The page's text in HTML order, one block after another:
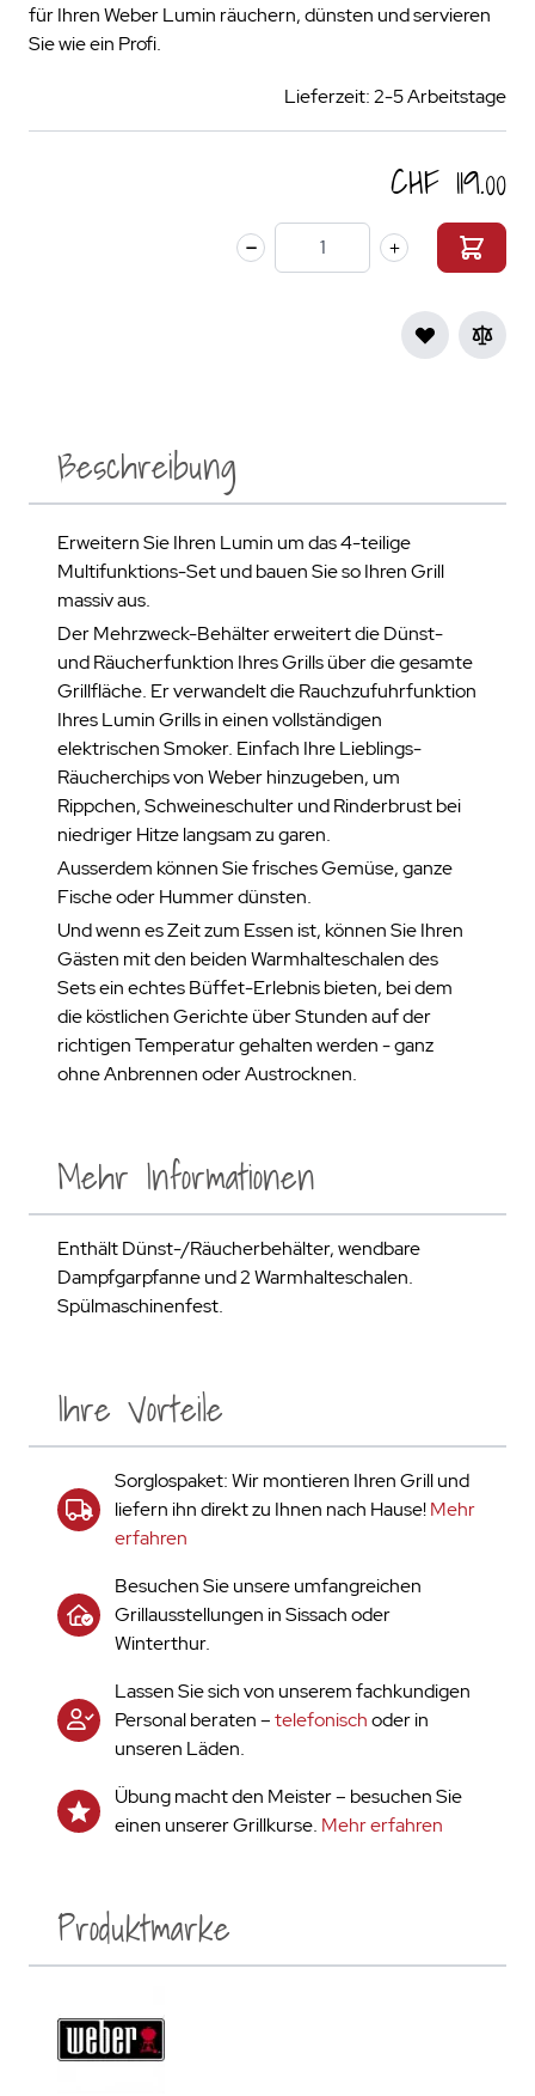
für Ihren Weber Lumin räuchern, dünsten und servieren
Sie wie ein Profi.
Lieferzeit: 2-5 Arbeitstage
CHF 119.00
Menge
Beschreibung
Erweitern Sie Ihren Lumin um das 4-teilige
Multifunktions-Set und bauen Sie so Ihren Grill
massiv aus.
Der Mehrzweck-Behälter erweitert die Dünst-
und Räucherfunktion Ihres Grills über die gesamte
Grillfläche. Er verwandelt die Rauchzufuhrfunktion
Ihres Lumin Grills in einen vollständigen
elektrischen Smoker. Einfach Ihre Lieblings-
Räucherchips von Weber hinzugeben, um
Rippchen, Schweineschulter und Rinderbrust bei
niedriger Hitze langsam zu garen.
Ausserdem können Sie frisches Gemüse, ganze
Fische oder Hummer dünsten.
Und wenn es Zeit zum Essen ist, können Sie Ihren
Gästen mit den beiden Warmhalteschalen des
Sets ein echtes Büffet-Erlebnis bieten, bei dem
die köstlichen Gerichte über Stunden auf der
richtigen Temperatur gehalten werden - ganz
ohne Anbrennen oder Austrocknen.
Ihre Vorteile
Sorglospaket: Wir montieren Ihren Grill und
liefern ihn direkt zu Ihnen nach Hause!Mehr
erfahren
Besuchen Sie unsere umfangreichen
Grillausstellungen in Sissach oder
Winterthur.
Lassen Sie sich von unserem fachkundigen
Personal beraten –telefonischoder in
unseren Läden.
Übung macht den Meister – besuchen Sie
einen unserer Grillkurse. Mehr erfahren
Mehr Informationen
Enthält Dünst-/Räucherbehälter, wendbare
Dampfgarpfanne und 2 Warmhalteschalen.
Spülmaschinenfest.
Produktmarke